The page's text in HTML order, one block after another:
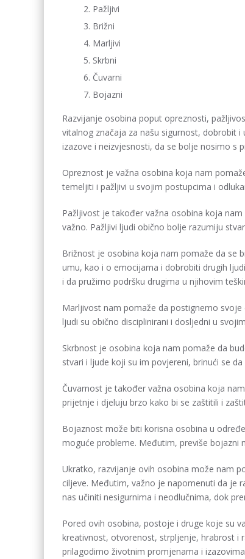
Pažljivi
Brižni
Marljivi
Skrbni
Čuvarni
Bojazni
Razvijanje osobina poput opreznosti,
vitalnog značaja za našu sigurnost, dobrobit
izazove i neizvjesnosti, da se bolje nosimo s
Opreznost je važna osobina koja nam
temeljiti i pažljivi u svojim postupcima i
Pažljivost je također važna osobina koja
važno. Pažljivi ljudi obično bolje razumiju
Brižnost je osobina koja nam pomaže da se
umu, kao i o emocijama i dobrobiti drugih
i da pružimo podršku drugima u njihovim
Marljivost nam pomaže da postignemo
ljudi su obično disciplinirani i dosljedni u
Skrbnost je osobina koja nam pomaže da
stvari i ljude koji su im povjereni, brinući se
Čuvarnost je također važna osobina koja
prijetnje i djeluju brzo kako bi se zaštitili i
Bojaznost može biti korisna osobina u
moguće probleme. Međutim, previše bojazni
Ukratko, razvijanje ovih osobina može nam
ciljeve. Međutim, važno je napomenuti da je
nas učiniti nesigurnima i neodlučnima, dok
Pored ovih osobina, postoje i druge koje su
kreativnost, otvorenost, strpljenje, hrabrost i
prilagodimo životnim promjenama i